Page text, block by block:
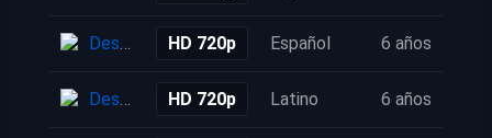
Descarga HD 720p Español 6 años
Descarga HD 720p Latino 6 años